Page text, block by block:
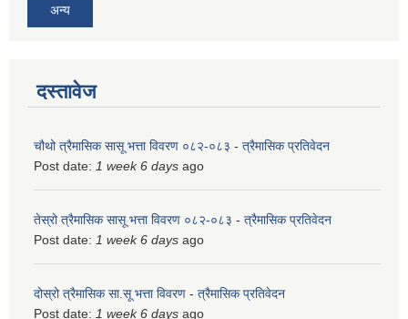
अन्य
दस्तावेज
चौथो त्रैमासिक सासू भत्ता विवरण ०८२-०८३ - त्रैमासिक प्रतिवेदन
Post date: 1 week 6 days ago
तेस्रो त्रैमासिक सासू भत्ता विवरण ०८२-०८३ - त्रैमासिक प्रतिवेदन
Post date: 1 week 6 days ago
दोस्रो त्रैमासिक सा.सू भत्ता विवरण - त्रैमासिक प्रतिवेदन
Post date: 1 week 6 days ago